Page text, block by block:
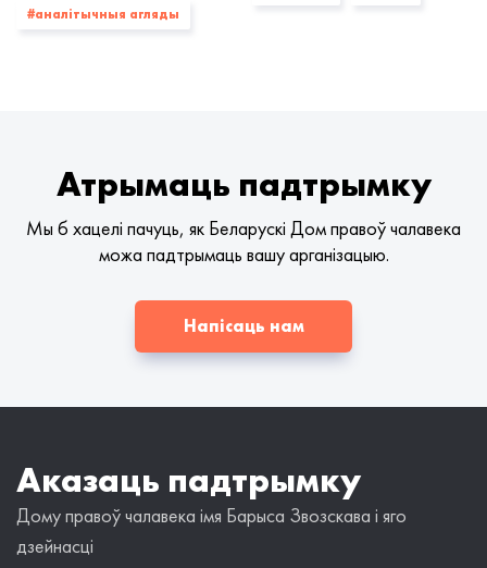
#аналітычныя агляды
Атрымаць падтрымку
Мы б хацелі пачуць, як Беларускі Дом правоў чалавека
можа падтрымаць вашу арганізацыю.
Напісаць нам
Аказаць падтрымку
Дому правоў чалавека імя Барыса Звозскава і яго
дзейнасці